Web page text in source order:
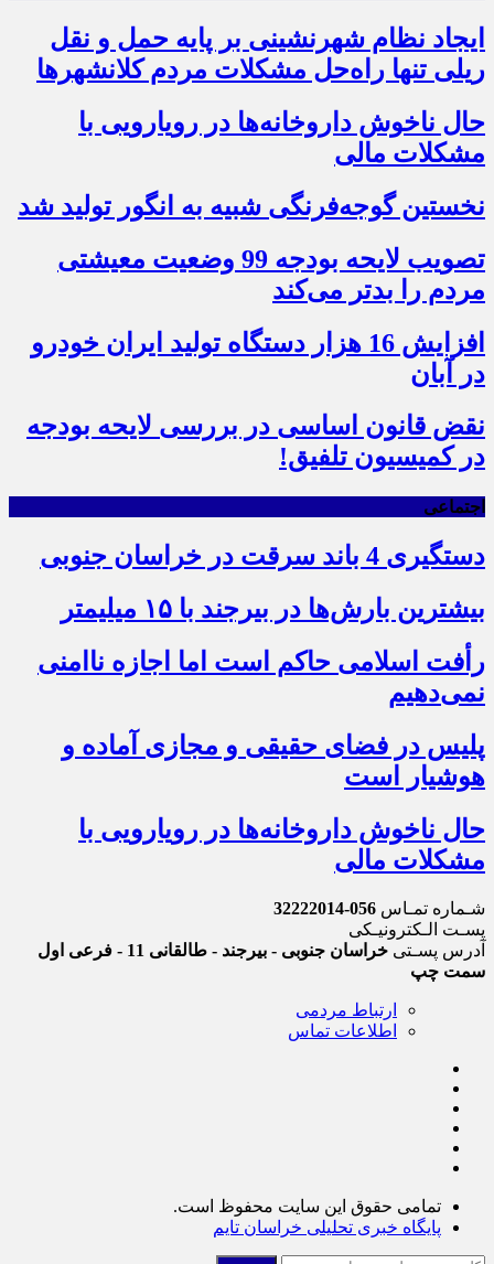
ایجاد نظام شهرنشینی بر پایه حمل و نقل
ریلی تنها راه‌حل مشکلات مردم کلانشهرها
حال ناخوش داروخانه‌ها در رویارویی با
مشکلات مالی
نخستین گوجه‌فرنگی شبیه به انگور تولید شد
تصویب لایحه بودجه 99 وضعیت معیشتی
مردم را بدتر می‌کند
افزایش 16 هزار دستگاه تولید ایران خودرو
در آبان
نقض قانون اساسی در بررسی لایحه بودجه
در کمیسیون تلفیق!
اجتماعی
دستگیری 4 باند سرقت در خراسان جنوبی
بیشترین بارش‌ها در بیرجند با ۱۵ میلیمتر
رأفت اسلامی حاکم است اما اجازه ناامنی
نمی‌دهیم
پلیس در فضای حقیقی و مجازی آماده و
هوشیار است
حال ناخوش داروخانه‌ها در رویارویی با
مشکلات مالی
شـماره تمـاس 056-32222014
پسـت الـکترونیـکی
آدرس پسـتی
خراسان جنوبی - بیرجند - طالقانی 11 - فرعی اول
سمت چپ
ارتباط مردمی
اطلاعات تماس
تمامی حقوق این سایت محفوظ است.
پایگاه خبری تحلیلی خراسان تایم